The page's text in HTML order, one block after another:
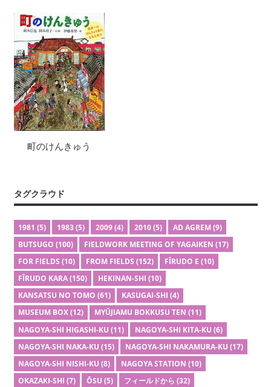
町のけんきゅう
タグクラウド
1981 (5) 1983(5) 2009(4) 2010(5) AD AGREM(9)
BUTSUGO (100) FIELDWORK MEETING OF YAGAIKEN (17)
FOR FIELDS (10) FROM FIELDS (152) FĪRUDO E (10)
FĪRUDO KARA(150) HEKINAN-SHI (10)
KANSATSU NO TOMO (61) KASUGAI-SHI (4)
MUSEUM BOX(12) MYŪJIAMU BOKKUSU TEN (11)
NAGOYA-SHI HIGASHI-KU (11) NAGOYA-SHI KITA-KU (6)
NAGOYA-SHI NAKA-KU (15) NAGOYA-SHI NAKAMURA-KU (17)
NAGOYA-SHI NISHI-KU (8) NAGOYA STATION (10)
OKAZAKI-SHI (7) ŌSU (5) フィールドから (32)